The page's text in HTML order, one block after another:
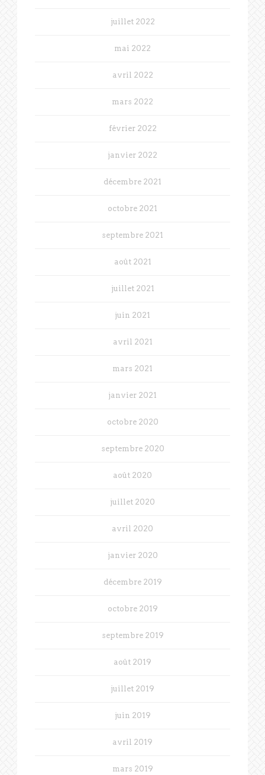
juillet 2022
mai 2022
avril 2022
mars 2022
février 2022
janvier 2022
décembre 2021
octobre 2021
septembre 2021
août 2021
juillet 2021
juin 2021
avril 2021
mars 2021
janvier 2021
octobre 2020
septembre 2020
août 2020
juillet 2020
avril 2020
janvier 2020
décembre 2019
octobre 2019
septembre 2019
août 2019
juillet 2019
juin 2019
avril 2019
mars 2019